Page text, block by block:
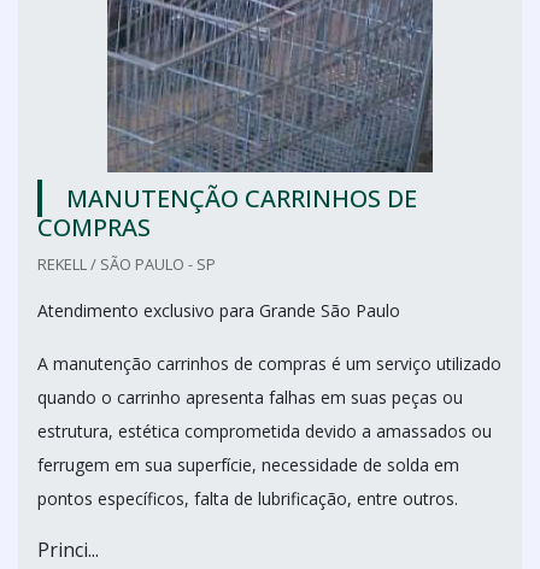
MANUTENÇÃO CARRINHOS DE
COMPRAS
REKELL / SÃO PAULO - SP
Atendimento exclusivo para Grande São Paulo
A manutenção carrinhos de compras é um serviço utilizado
quando o carrinho apresenta falhas em suas peças ou
estrutura, estética comprometida devido a amassados ou
ferrugem em sua superfície, necessidade de solda em
pontos específicos, falta de lubrificação, entre outros.
Princi...